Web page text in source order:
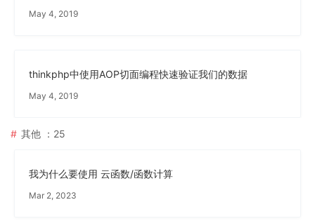
May 4, 2019
thinkphp中使用AOP切面编程快速验证我们的数据
May 4, 2019
其他 ：25
我为什么要使用 云函数/函数计算
Mar 2, 2023